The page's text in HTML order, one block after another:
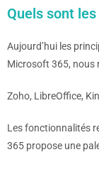
Quels sont
Aujourd’hui les
Microsoft 365, nous
Zoho, LibreOffice,
Les fonctionnalités
365 propose une